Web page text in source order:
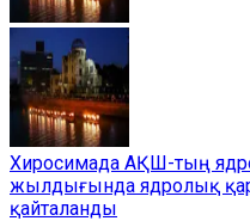
Хиросимада АҚШ-тың
жылдығында ядролық
қайталанды